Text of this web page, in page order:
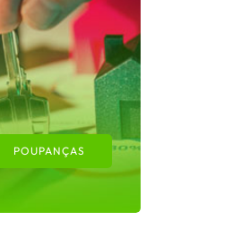
POUPANÇAS